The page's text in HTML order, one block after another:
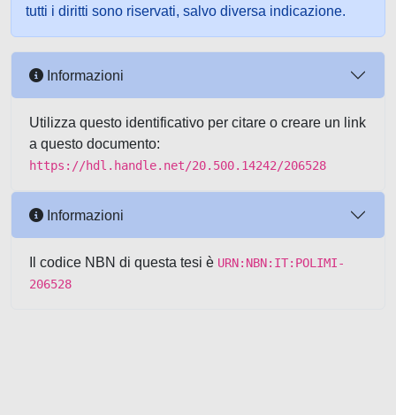
tutti i diritti sono riservati, salvo diversa indicazione.
Informazioni
Utilizza questo identificativo per citare o creare un link
a questo documento:
https://hdl.handle.net/20.500.14242/206528
Informazioni
Il codice NBN di questa tesi è URN:NBN:IT:POLIMI-
206528